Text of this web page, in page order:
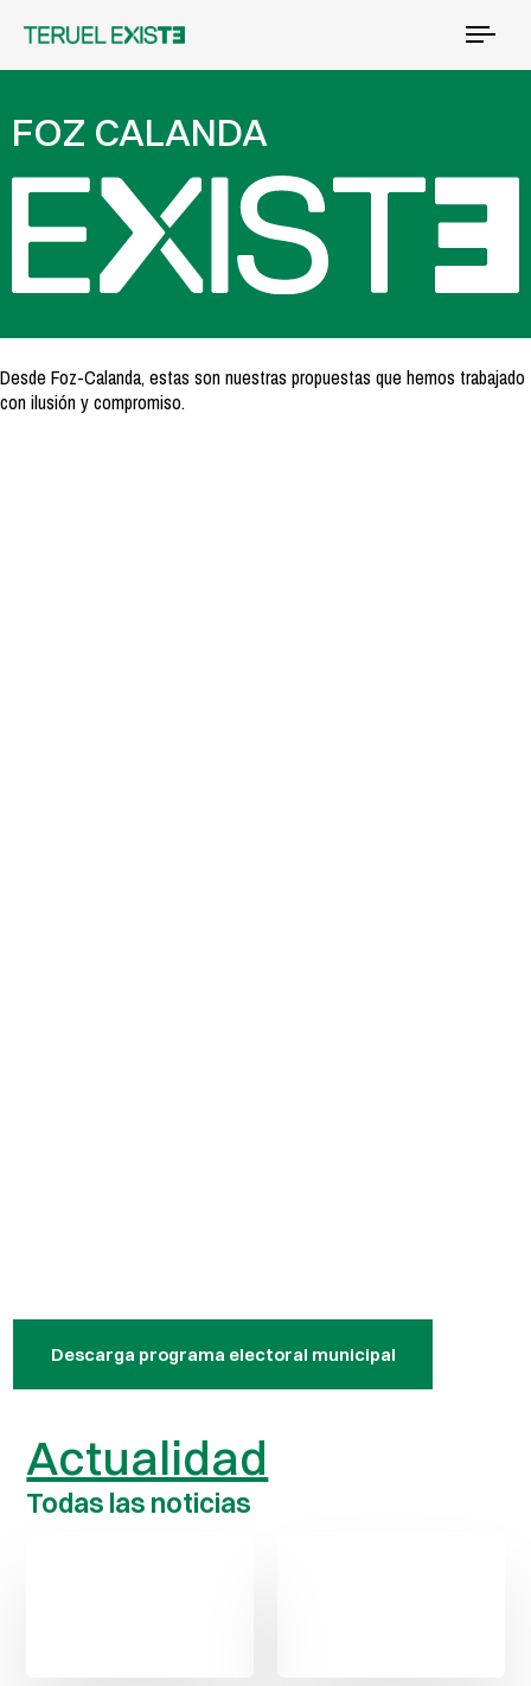
FOZ CALANDA
Desde Foz-Calanda, estas son nuestras propuestas que hemos trabajado
con ilusión y compromiso.
Descarga programa electoral municipal
Actualidad
Todas las noticias